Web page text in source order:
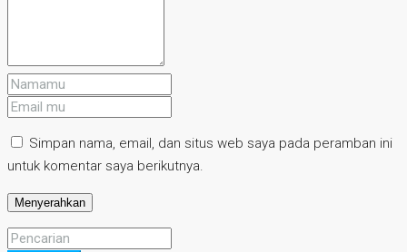
Simpan nama, email, dan situs web saya pada peramban ini
untuk komentar saya berikutnya.